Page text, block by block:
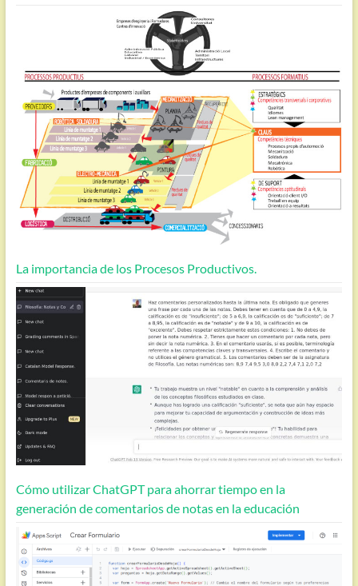
La importancia de los Procesos Productivos.
Cómo utilizar ChatGPT para ahorrar tiempo en la
generación de comentarios de notas en la educación